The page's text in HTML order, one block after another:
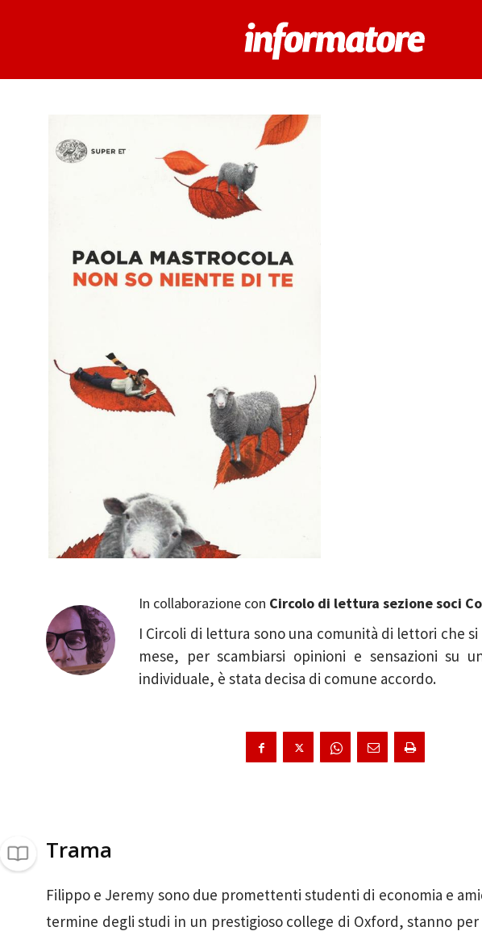
In collaborazione con Circolo di lettura sezione soci
I Circoli di lettura sono una comunità di lettori che
mese, per scambiarsi opinioni e sensazioni su
individuale, è stata decisa di comune accordo.
Trama
Filippo e Jeremy sono due promettenti studenti di economia e
termine degli studi in un prestigioso college di Oxford, stanno